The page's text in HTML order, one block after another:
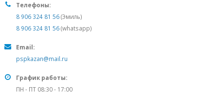
Телефоны:
8 906 324 81 56(Эмиль)
8 906 324 81 56(whatsapp)
Email:
pspkazan@mail.ru
График работы:
ПН - ПТ 08:30 - 17:00